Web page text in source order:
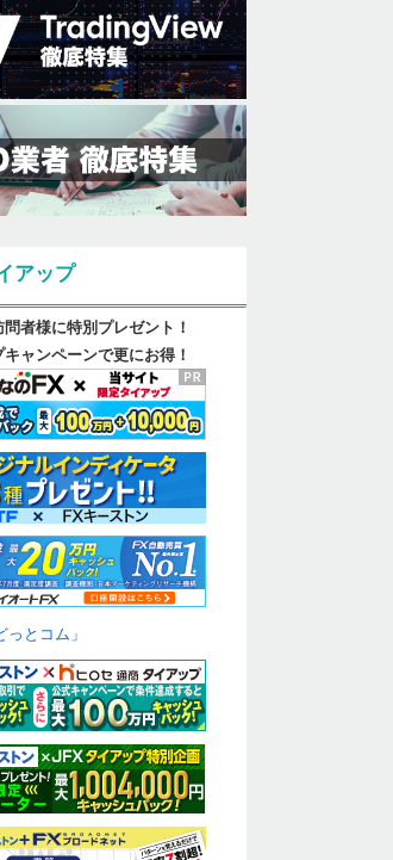
アップ
者様に特別プレゼント！
ャンペーンで更にお得！